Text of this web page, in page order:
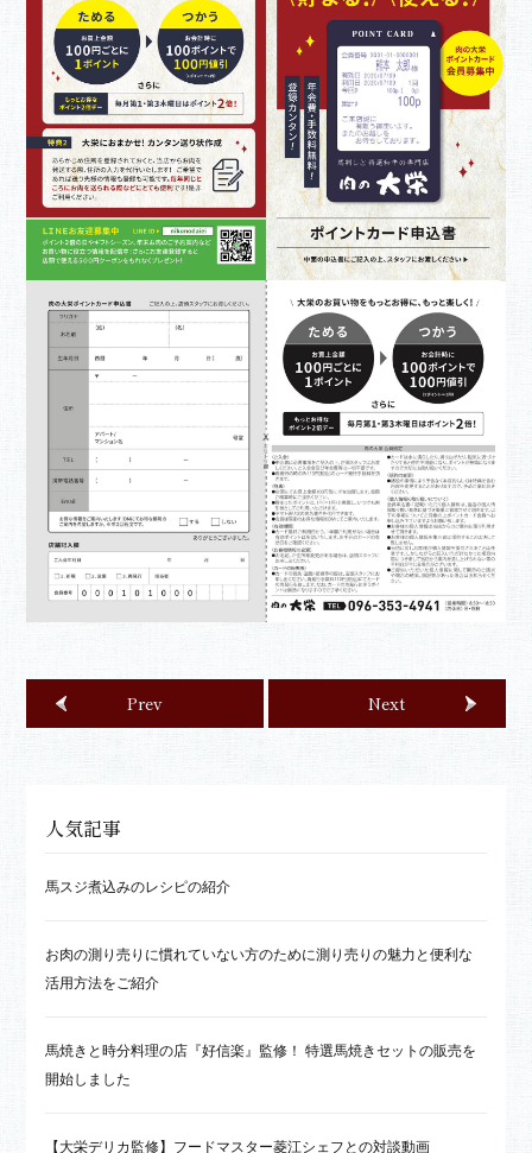
Prev Next
人気記事
馬スジ煮込みのレシピの紹介
お肉の測り売りに慣れていない方のために測り売りの魅力と便利な
活用方法をご紹介
馬焼きと時分料理の店『好信楽』監修！ 特選馬焼きセットの販売を
開始しました
【大栄デリカ監修】フードマスター菱江シェフとの対談動画